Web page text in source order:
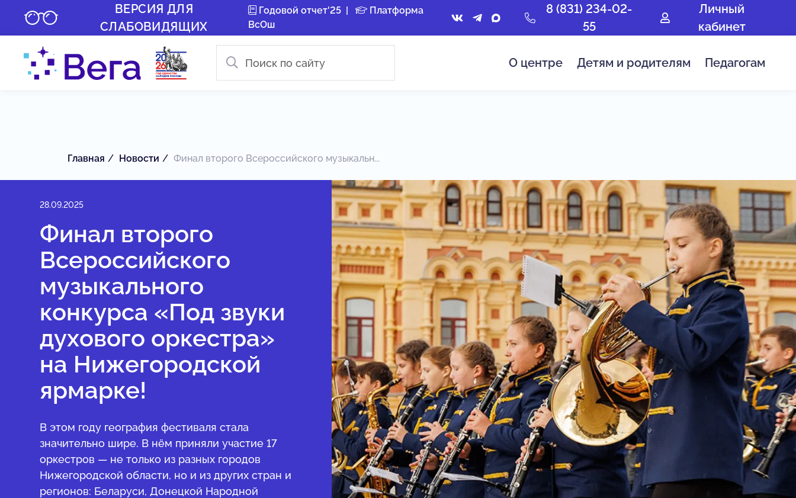
ВЕРСИЯ ДЛЯ
СЛАБОВИДЯЩИХ
Годовой отчет'25|
Платформа
ВсОш
8 (831) 234-02-
55
Личный
кабинет
О центре Детям и родителям Педагогам
Главная Новости Финал второго Всероссийского музыкальн...
28.09.2025
Финал второго
Всероссийского
музыкального
конкурса «Под звуки
духового оркестра»
на Нижегородской
ярмарке!
В этом году география фестиваля стала
значительно шире. В нём приняли участие 17
оркестров — не только из разных городов
Нижегородской области, но и из других стран и
регионов: Беларуси, Донецкой Народной